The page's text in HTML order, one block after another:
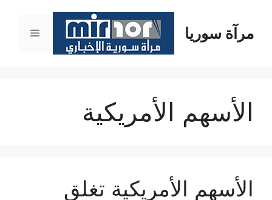
المحتوىمرآة سوريا القائمة
الأسهم الأمريكية
الأسهم الأمريكية تغلق